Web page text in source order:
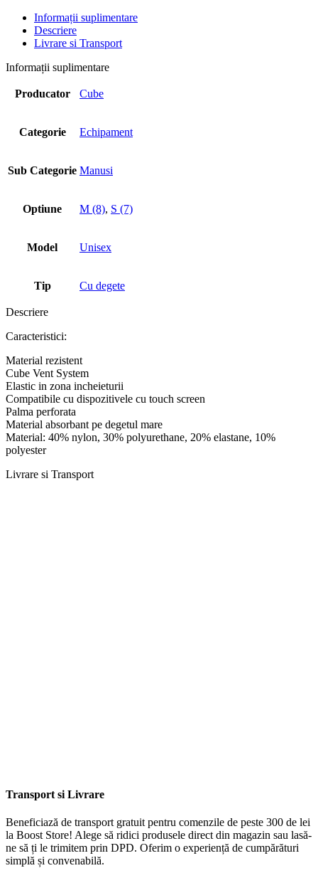
Informații suplimentare
Descriere
Livrare si Transport
Informații suplimentare
Producator Cube
Categorie Echipament
Sub Categorie Manusi
Optiune M (8), S (7)
Model Unisex
Tip Cu degete
Descriere
Caracteristici:
Material rezistent
Cube Vent System
Elastic in zona incheieturii
Compatibile cu dispozitivele cu touch screen
Palma perforata
Material absorbant pe degetul mare
Material: 40% nylon, 30% polyurethane, 20% elastane, 10%
polyester
Livrare si Transport
Transport si Livrare
Beneficiază de transport gratuit pentru comenzile de peste 300 de lei
la Boost Store! Alege să ridici produsele direct din magazin sau lasă-
ne să ți le trimitem prin DPD. Oferim o experiență de cumpărături
simplă și convenabilă.